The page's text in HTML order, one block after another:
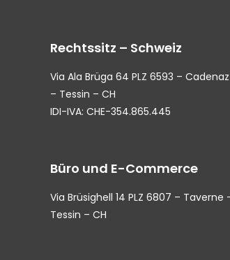
Rechtssitz – Schweiz
Via Ala Brüga 64 PLZ 6593 –
– Tessin – CH
IDI-IVA: CHE-354.865.445
Büro und E-Commerce
Via Brüsighell 14 PLZ 6807 – Taverne
Tessin – CH